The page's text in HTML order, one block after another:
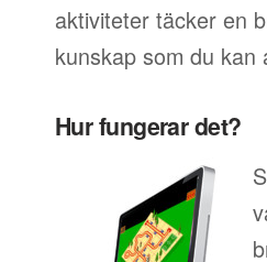
aktiviteter täcker en
kunskap som du kan
Hur fungerar det?